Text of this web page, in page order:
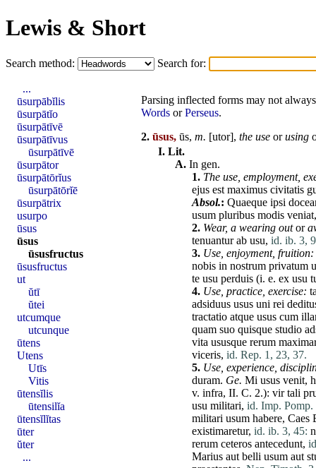
Lewis & Short
Search method: Search for:
Parsing inflected forms may not
Words orPerseus.
2. ūsus, ūs, m. [utor], the use orusing
I. Lit.
A. In gen.
1. The use employment,
ejus est maximus civitatis
Absol.: Quaeque ipsi
usum pluribus modis veniat
2. Wear, a wearing outor
tenuantur ab usu, id. ib. 3,
3. Use enjoyment, fruition:
nobis in nostrum privatum
te usu perduis (i. e. ex usu
4. Use practice, exercise:
adsiduus usus uni rei
tractatio atque usus cum
quam suo quisque studio
vita ususque rerum
viceris, id. Rep. 1, 23, 37.
5. Use experience,
duram. Ge. Mi usus venit,
v. infra, II. C. 2.): vir tali
usu militari, id. Imp. Pomp.
militari usum habere, Caes
existimaretur, id. ib. 3, 45:
rerum ceteros antecedunt,
Marius aut belli usum aut
...
ūsurpābĭlis
ūsurpātĭo
ūsurpātīvē
ūsurpātīvus
ūsurpātīvē
ūsurpātor
ūsurpātōrĭus
ūsurpātōrĭē
ūsurpātrix
usurpo
ūsus
ūsus
ūsusfructus
ūsusfructus
ut
ŭtī
ŭtei
utcumque
utcunque
ūtens
Utens
Utīs
Vitis
ūtensĭlis
ūtensilĭa
ūtensĭlĭtas
ūter
ŭter
...